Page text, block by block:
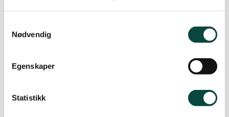
Nødvendig
Egenskaper
Statistikk
Setesdal
Oppmøte er klokka 19.00 ved
Dersom du kommer med bil, så finnes det
langs veien Kroodden som går
påregnes noen minutters gange til oppmøtested.
368.